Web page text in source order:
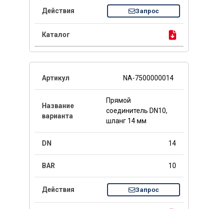
Запрос
NA-7500000014
Прямой
соединитель DN10,
шланг 14 мм
14
10
Запрос